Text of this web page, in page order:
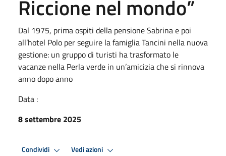
Riccione nel mondo”
Dal 1975, prima ospiti della pensione Sabrina e poi
all’hotel Polo per seguire la famiglia Tancini nella nuova
gestione: un gruppo di turisti ha trasformato le
vacanze nella Perla verde in un’amicizia che si rinnova
anno dopo anno
Data :
8 settembre 2025
Condividi Vedi azioni